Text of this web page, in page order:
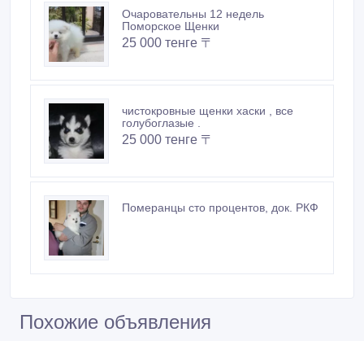
Очаровательны 12 недель
Поморское Щенки
25 000 тенге 〒
чистокровные щенки хаски , все
голубоглазые .
25 000 тенге 〒
Померанцы сто процентов, док. РКФ
Похожие объявления